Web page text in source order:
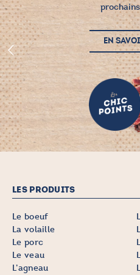
EN
LES PRODUITS
Le boeuf
La volaille
Le porc
Le veau
L’agneau